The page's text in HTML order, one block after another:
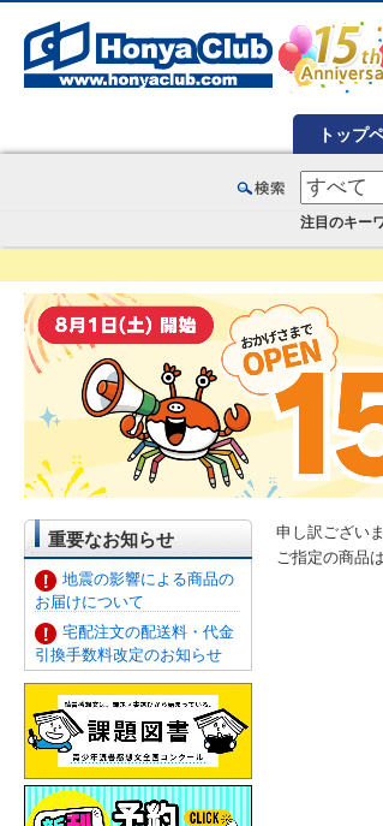
トップ
注目のキー
重要なお知らせ
地震の影響による商品の
お届けについて
宅配注文の配送料・代金
引換手数料改定のお知らせ
申し訳ございま
ご指定の商品